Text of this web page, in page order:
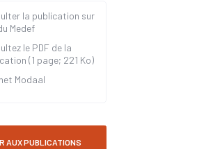
la publication sur
Medef
le PDF de la
(1 page; 221 Ko)
Modaal
AUX PUBLICATIONS